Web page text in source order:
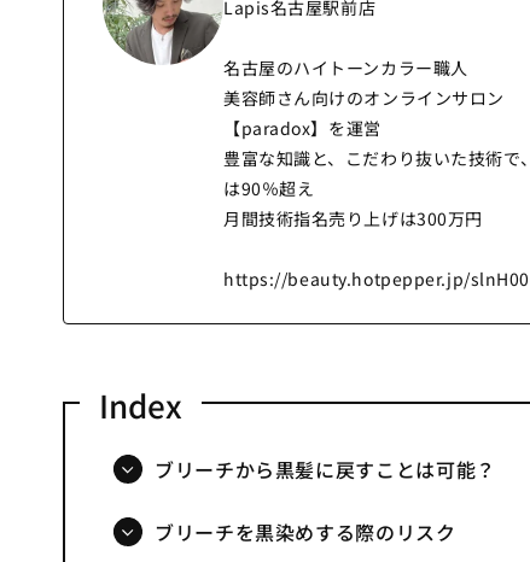
Lapis名古屋駅前店
名古屋のハイトーンカラー職人
美容師さん向けのオンラインサロン
【paradox】を運営
豊富な知識と、こだわり抜いた技術
は90％超え
月間技術指名売り上げは300万円
https://beauty.hotpepper.jp/
ブリーチから黒髪に戻すことは可能？
ブリーチを黒染めする際のリスク